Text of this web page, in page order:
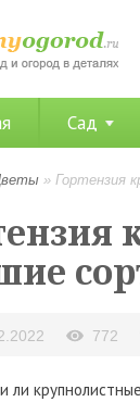
Сад
» Гортензия
772
ли